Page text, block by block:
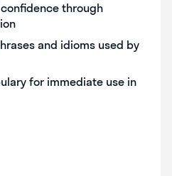
through
and idioms used by
for immediate use in